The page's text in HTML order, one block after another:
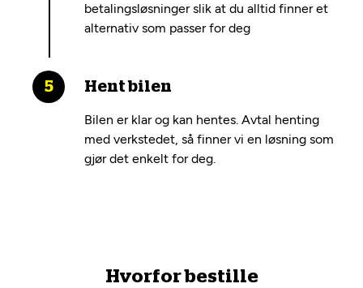
betalingsløsninger slik at du alltid finner et
alternativ som passer for deg
Hent bilen
Bilen er klar og kan hentes. Avtal henting
med verkstedet, så finner vi en løsning som
gjør det enkelt for deg.
Hvorfor bestille